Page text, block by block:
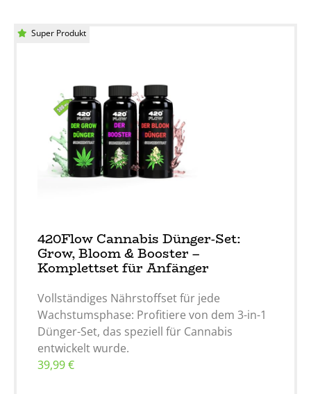
420Flow Cannabis Dünger-Set:
Grow, Bloom & Booster –
Komplettset für Anfänger
Vollständiges Nährstoffset für jede
Wachstumsphase: Profitiere von dem 3-in-1
Dünger-Set, das speziell für Cannabis
entwickelt wurde.
39,99 €
Super Produkt